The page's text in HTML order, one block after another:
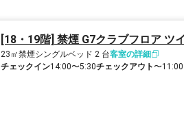
[18・19階] 禁煙 G7クラブフロア ツ
23㎡禁煙シングルベッド 2 台客室の詳細
チェックイン14:00〜5:30チェックアウト〜11:00